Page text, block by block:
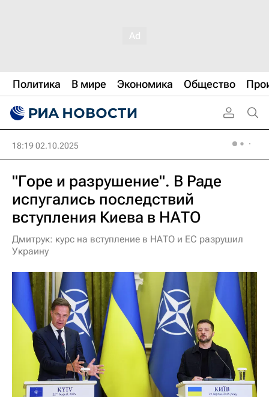
Политика В мире Экономика Общество
18:19 02.10.2025
"Горе и разрушение". В Раде
испугались последствий
вступления Киева в НАТО
Дмитрук: курс на вступление в НАТО и ЕС разрушил
Украину